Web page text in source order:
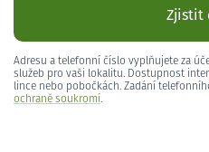
Zjistit
Adresu a telefonní číslo vyplňujete za
služeb pro vaši lokalitu. Dostupnost
lince nebo pobočkách. Zadání
ochraně soukromí.